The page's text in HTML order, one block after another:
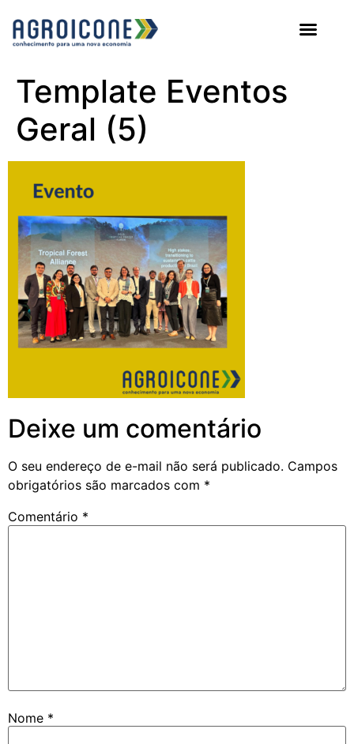
Template Eventos
Geral (5)
Deixe um comentário
O seu endereço de e-mail não será publicado. Campos
obrigatórios são marcados com *
Comentário *
Nome *